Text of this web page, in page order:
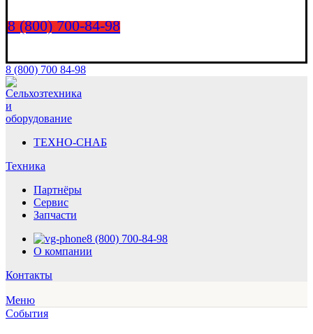
8 (800) 700-84-98
8 (800) 700 84-98
ТЕХНО-СНАБ
Техника
Партнёры
Сервис
Запчасти
8 (800) 700-84-98
О компании
Контакты
Меню
События